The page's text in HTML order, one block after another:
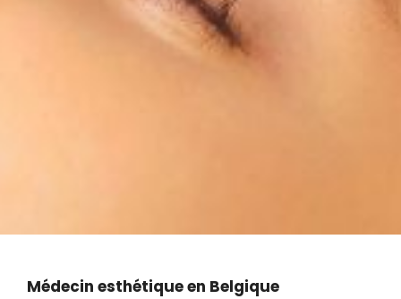
Médecin esthétique en Belgique